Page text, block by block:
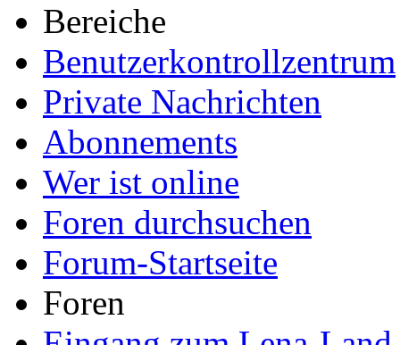
Bereiche
Benutzerkontrollzentrum
Private Nachrichten
Abonnements
Wer ist online
Foren durchsuchen
Forum-Startseite
Foren